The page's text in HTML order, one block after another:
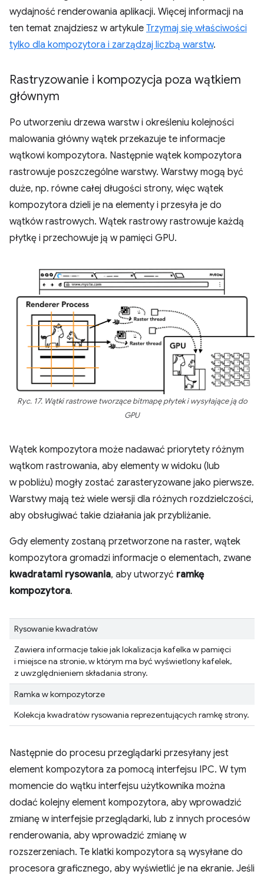
wydajność renderowania aplikacji. Więcej informacji na
ten temat znajdziesz w artykule Trzymaj się właściwości
tylko dla kompozytora i zarządzaj liczbą warstw.
Rastryzowanie i kompozycja poza wątkiem
głównym
Po utworzeniu drzewa warstw i określeniu kolejności
malowania główny wątek przekazuje te informacje
wątkowi kompozytora. Następnie wątek kompozytora
rastrowuje poszczególne warstwy. Warstwy mogą być
duże, np. równe całej długości strony, więc wątek
kompozytora dzieli je na elementy i przesyła je do
wątków rastrowych. Wątek rastrowy rastrowuje każdą
płytkę i przechowuje ją w pamięci GPU.
Ryc. 17. Wątki rastrowe tworzące bitmapę płytek i wysyłające ją do
GPU
Wątek kompozytora może nadawać priorytety różnym
wątkom rastrowania, aby elementy w widoku (lub
w pobliżu) mogły zostać zarasteryzowane jako pierwsze.
Warstwy mają też wiele wersji dla różnych rozdzielczości,
aby obsługiwać takie działania jak przybliżanie.
Gdy elementy zostaną przetworzone na raster, wątek
kompozytora gromadzi informacje o elementach, zwane
kwadratami rysowania, aby utworzyć ramkę
kompozytora.
Rysowanie kwadratów
Zawiera informacje takie jak lokalizacja kafelka w pamięci
i miejsce na stronie, w którym ma być wyświetlony kafelek,
z uwzględnieniem składania strony.
Ramka w kompozytorze
Kolekcja kwadratów rysowania reprezentujących ramkę strony.
Następnie do procesu przeglądarki przesyłany jest
element kompozytora za pomocą interfejsu IPC. W tym
momencie do wątku interfejsu użytkownika można
dodać kolejny element kompozytora, aby wprowadzić
zmianę w interfejsie przeglądarki, lub z innych procesów
renderowania, aby wprowadzić zmianę w
rozszerzeniach. Te klatki kompozytora są wysyłane do
procesora graficznego, aby wyświetlić je na ekranie. Jeśli